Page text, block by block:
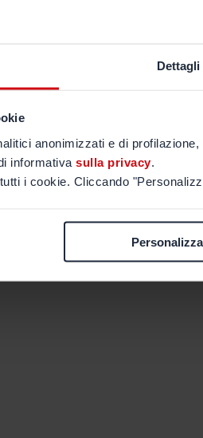
Dettagli
anonimizzati e di
informativa sulla privacy.
i cookie. Cliccando
Personalizza